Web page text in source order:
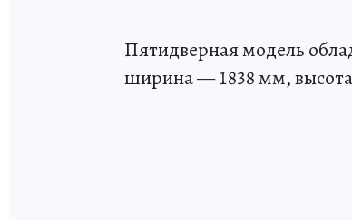
Пятидверная модель
ширина — 1838 мм,